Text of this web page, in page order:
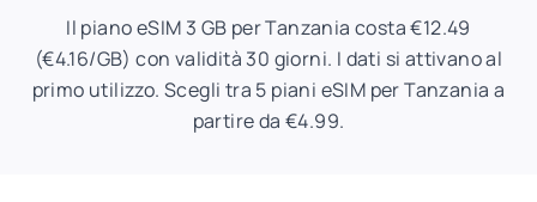
Il piano eSIM 3 GB per Tanzania costa €12.49
(€4.16/GB) con validità 30 giorni. I dati si attivano al
primo utilizzo. Scegli tra 5 piani eSIM per Tanzania a
partire da €4.99.